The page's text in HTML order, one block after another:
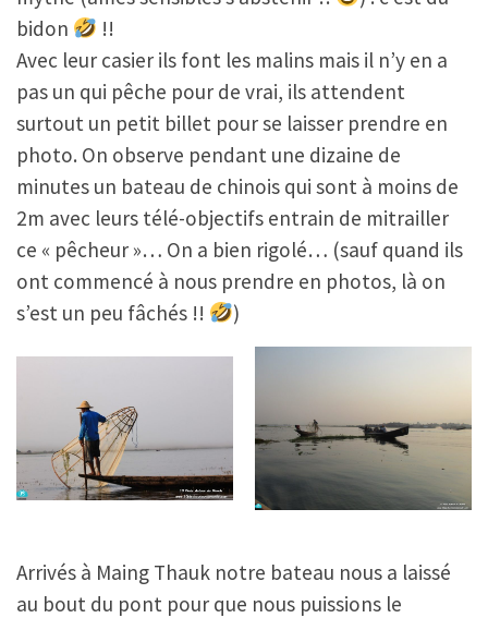
bidon
!!
Avec leur casier ils font les malins mais il n’y en a
pas un qui pêche pour de vrai, ils attendent
surtout un petit billet pour se laisser prendre en
photo. On observe pendant une dizaine de
minutes un bateau de chinois qui sont à moins de
2m avec leurs télé-objectifs entrain de mitrailler
ce « pêcheur »… On a bien rigolé… (sauf quand ils
ont commencé à nous prendre en photos, là on
s’est un peu fâchés !!
)
Arrivés à Maing Thauk notre bateau nous a laissé
au bout du pont pour que nous puissions le